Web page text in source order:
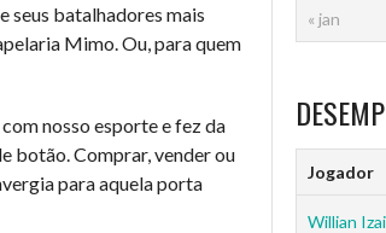
seus batalhadores mais
Mimo. Ou, para quem
nosso esporte e fez da
botão. Comprar, vender ou
para aquela porta
« jan
Jogador
Willian